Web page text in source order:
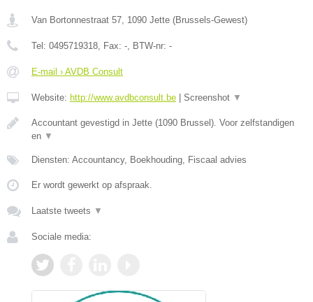
Van Bortonnestraat 57 1090 Jette (Brussels-Gewest)
Tel: 0495719318 , Fax: - , BTW-nr: -
E-mail › AVDB Consult
Website: http://www.avdbconsult.be | Screenshot ▼
Accountant gevestigd in Jette (1090 Brussel). Voor zelfstandigen
en ▼
Diensten: Accountancy, Boekhouding, Fiscaal advies
Er wordt gewerkt op afspraak.
Laatste tweets ▼
Sociale media: